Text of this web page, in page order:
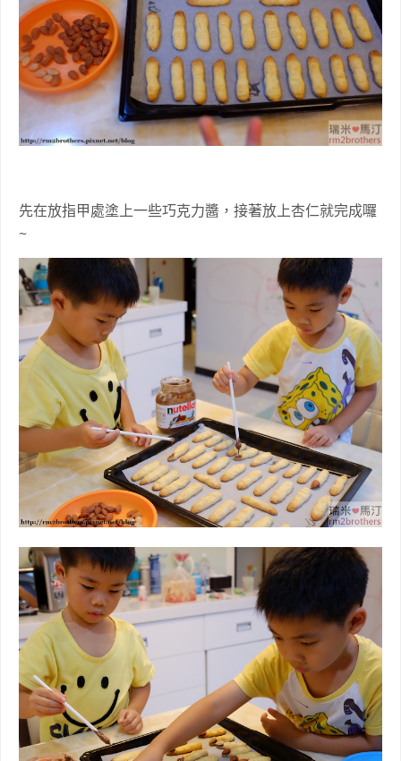
先在放指甲處塗上一些巧克力醬，接著放上杏仁就完成囉
~